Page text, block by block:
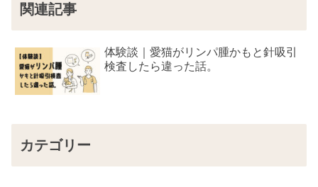
関連記事
体験談｜愛猫がリンパ腫かもと針吸引
検査したら違った話。
カテゴリー